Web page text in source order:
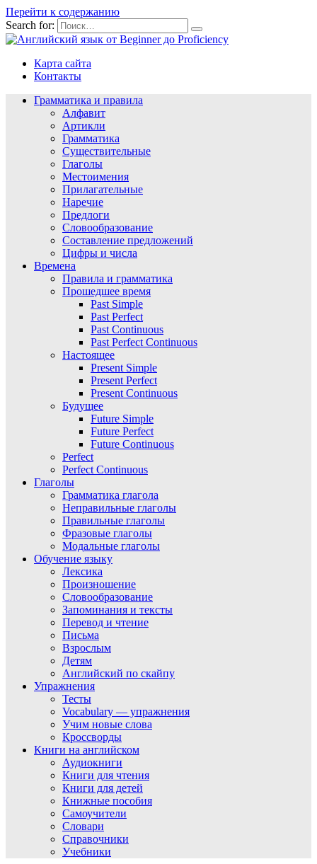
Перейти к содержанию
Search for:
Карта сайта
Контакты
Грамматика и правила
Алфавит
Артикли
Грамматика
Существительные
Глаголы
Местоимения
Прилагательные
Наречие
Предлоги
Словообразование
Составление предложений
Цифры и числа
Времена
Правила и грамматика
Прошедшее время
Past Simple
Past Perfect
Past Continuous
Past Perfect Continuous
Настоящее
Present Simple
Present Perfect
Present Continuous
Будущее
Future Simple
Future Perfect
Future Continuous
Perfect
Perfect Continuous
Глаголы
Грамматика глагола
Неправильные глаголы
Правильные глаголы
Фразовые глаголы
Модальные глаголы
Обучение языку
Лексика
Произношение
Словообразование
Запоминания и тексты
Перевод и чтение
Письма
Взрослым
Детям
Английский по скайпу
Упражнения
Тесты
Vocabulary — упражнения
Учим новые слова
Кроссворды
Книги на английском
Аудиокниги
Книги для чтения
Книги для детей
Книжные пособия
Самоучители
Словари
Справочники
Учебники